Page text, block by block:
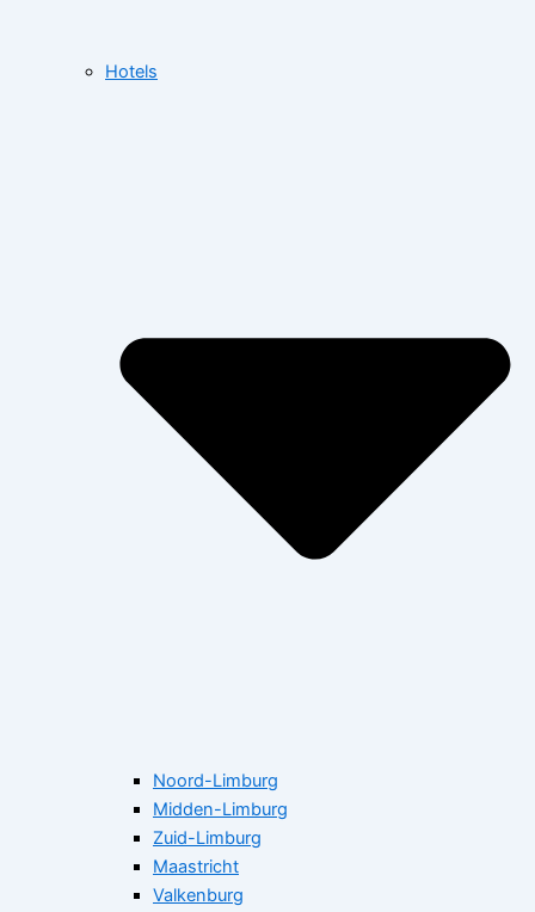
Hotels
Noord-Limburg
Midden-Limburg
Zuid-Limburg
Maastricht
Valkenburg